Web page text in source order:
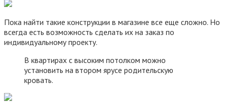
Пока найти такие конструкции в магазине все еще сложно. Но
всегда есть возможность сделать их на заказ по
индивидуальному проекту.
В квартирах с высоким потолком можно
установить на втором ярусе родительскую
кровать.